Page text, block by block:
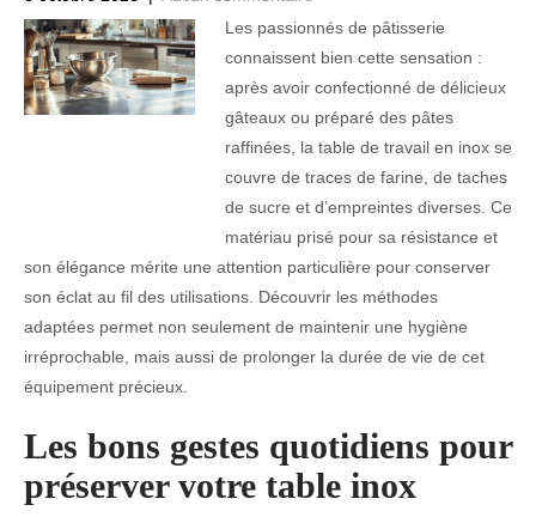
Les passionnés de pâtisserie
connaissent bien cette sensation :
après avoir confectionné de délicieux
gâteaux ou préparé des pâtes
raffinées, la table de travail en inox se
couvre de traces de farine, de taches
de sucre et d’empreintes diverses. Ce
matériau prisé pour sa résistance et
son élégance mérite une attention particulière pour conserver
son éclat au fil des utilisations. Découvrir les méthodes
adaptées permet non seulement de maintenir une hygiène
irréprochable, mais aussi de prolonger la durée de vie de cet
équipement précieux.
Les bons gestes quotidiens pour
préserver votre table inox